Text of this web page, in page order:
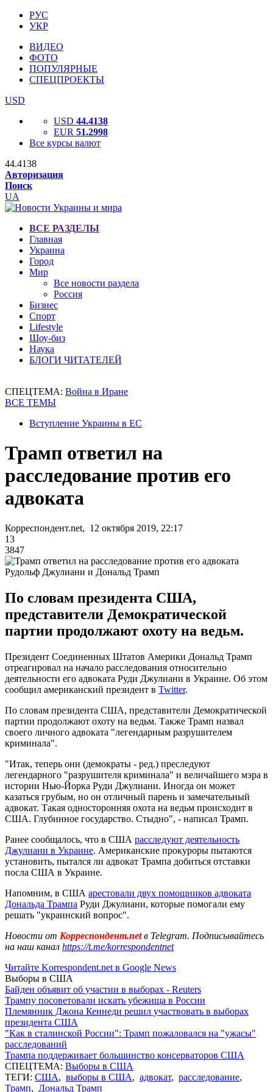
РУС
УКР
ВИДЕО
ФОТО
ПОПУЛЯРНЫЕ
СПЕЦПРОЕКТЫ
USD
USD 44.4138
EUR 51.2998
Все курсы валют
44.4138
Авторизация
Поиск
UA
ВСЕ РАЗДЕЛЫ
Главная
Украина
Город
Мир
Все новости раздела
Россия
Бизнес
Спорт
Lifestyle
Шоу-биз
Наука
БЛОГИ ЧИТАТЕЛЕЙ
СПЕЦТЕМА: Война в Иране
ВСЕ ТЕМЫ
Вступление Украины в ЕС
Трамп ответил на
расследование против его
адвоката
Корреспондент.net, 12 октября 2019, 22:17
13
3847
Рудольф Джулиани и Дональд Трамп
По словам президента США,
представители Демократической
партии продолжают охоту на ведьм.
Президент Соединенных Штатов Америки Дональд Трамп
отреагировал на начало расследования относительно
деятельности его адвоката Руди Джулиани в Украине. Об этом
сообщил американский президент в Twitter.
По словам президента США, представители Демократической
партии продолжают охоту на ведьм. Также Трамп назвал
своего личного адвоката "легендарным разрушителем
криминала".
"Итак, теперь они (демократы - ред.) преследуют
легендарного "разрушителя криминала" и величайшего мэра в
истории Нью-Йорка Руди Джулиани. Иногда он может
казаться грубым, но он отличный парень и замечательный
адвокат. Такая односторонняя охота на ведьм происходит в
США. Глубинное государство. Стыдно", - написал Трамп.
Ранее сообщалось, что в США расследуют деятельность
Джулиани в Украине. Американские прокуроры пытаются
установить, пытался ли адвокат Трампа добиться отставки
посла США в Украине.
Напомним, в США арестовали двух помощников адвоката
Дональда Трампа Руди Джулиани, которые помогали ему
решать "украинский вопрос".
Новости от Корреспондент.netв Telegram. Подписывайтесь
на наш канал https://t.me/korrespondentnet
Читайте Korrespondent.net в Google News
Выборы в США
Байден объявит об участии в выборах - Reuters
Трампу посоветовали искать убежища в России
Племянник Джона Кеннеди решил участвовать в выборах
президента США
"Как в сталинской России": Трамп пожаловался на "ужасы"
расследований
Трампа поддерживает большинство консерваторов США
СПЕЦТЕМА: Выборы в США
ТЕГИ: США, выборы в США, адвокат, расследование,
Трамп, Дональд Трамп